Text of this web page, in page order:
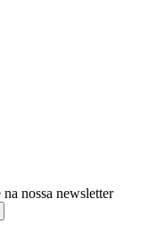
nossa newsletter